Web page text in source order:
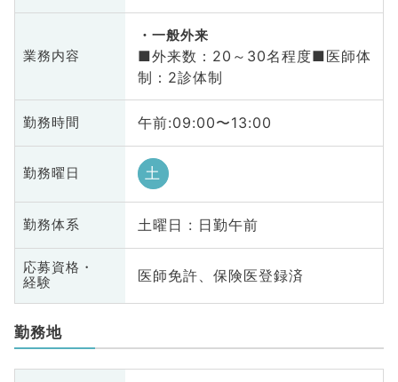
業務内容
一般外来
■外来数：20～30名程度■医師体
制：2診体制
勤務時間 午前:09:00〜13:00
勤務曜日 土
勤務体系 土曜日 : 日勤午前
応募資格・
経験
医師免許、保険医登録済
勤務地